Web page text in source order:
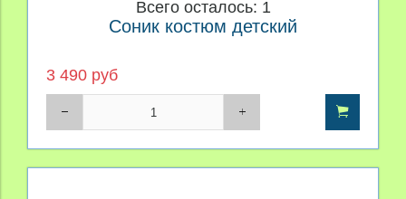
Всего осталось: 1
Соник костюм детский
3 490 руб